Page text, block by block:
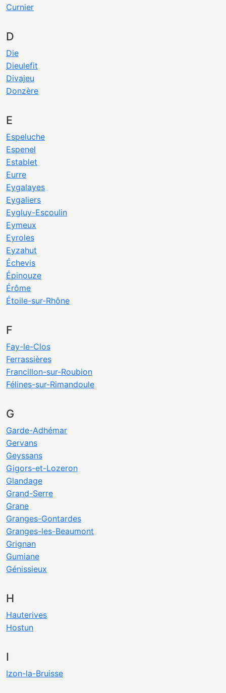
Curnier
D
Die
Dieulefit
Divajeu
Donzère
E
Espeluche
Espenel
Establet
Eurre
Eygalayes
Eygaliers
Eygluy-Escoulin
Eymeux
Eyroles
Eyzahut
Échevis
Épinouze
Érôme
Étoile-sur-Rhône
F
Fay-le-Clos
Ferrassières
Francillon-sur-Roubion
Félines-sur-Rimandoule
G
Garde-Adhémar
Gervans
Geyssans
Gigors-et-Lozeron
Glandage
Grand-Serre
Grane
Granges-Gontardes
Granges-les-Beaumont
Grignan
Gumiane
Génissieux
H
Hauterives
Hostun
I
Izon-la-Bruisse